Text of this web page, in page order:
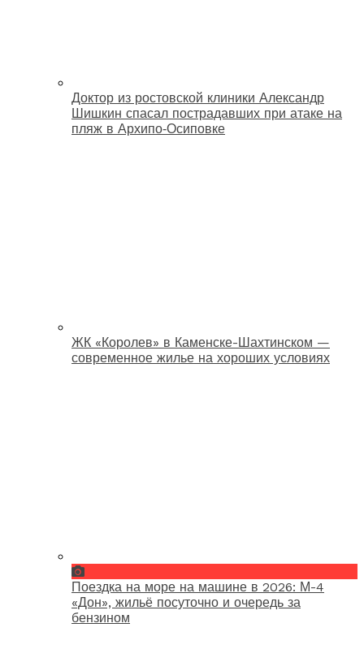
Доктор из ростовской клиники Александр
Шишкин спасал пострадавших при атаке на
пляж в Архипо‑Осиповке
ЖК «Королев» в Каменске-Шахтинском —
современное жилье на хороших условиях
Поездка на море на машине в 2026: М-4
«Дон», жильё посуточно и очередь за
бензином